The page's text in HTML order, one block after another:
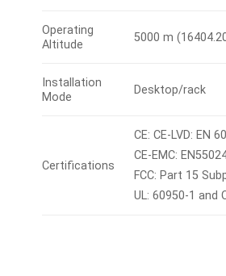
Operating
Altitude
5000 m
Installation
Mode
Desktop/rack
Certifications
CE: CE-LVD: EN
CE-EMC:
FCC: Part 15
UL: 60950-1 and